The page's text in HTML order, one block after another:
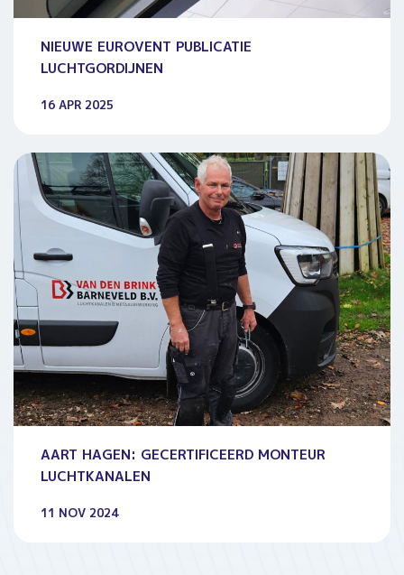
NIEUWE EUROVENT PUBLICATIE
LUCHTGORDIJNEN
16 APR 2025
AART HAGEN: GECERTIFICEERD MONTEUR
LUCHTKANALEN
11 NOV 2024